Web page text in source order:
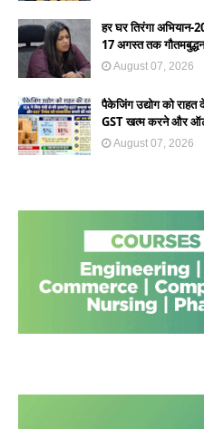
हर घर तिरंगा
17 अगस्त तक
August 07, 2026
पैकेजिंग उद्योग को राहत
GST खत्म करने और
August 07, 2026